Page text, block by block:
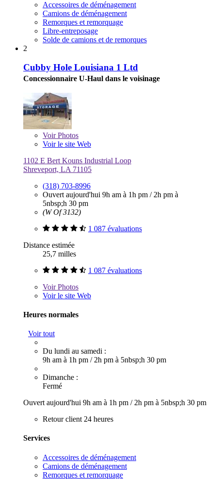
Accessoires de déménagement
Camions de déménagement
Remorques et remorquage
Libre-entreposage
Solde de camions et de remorques
2
Cubby Hole Louisiana 1 Ltd
Concessionnaire U-Haul dans le voisinage
VoirPhotos
Voir le site Web
1102 E Bert Kouns Industrial Loop
Shreveport, LA 71105
(318) 703-8996
Ouvert aujourd'hui 9h am à 1h pm / 2h pm à
5nbsp;h 30 pm
(W Of 3132)
1 087 évaluations
Distance estimée
25,7 milles
1 087 évaluations
VoirPhotos
Voir le site Web
Heures normales
Voir tout
Du lundi au samedi :
9h am à 1h pm / 2h pm à 5nbsp;h 30 pm
Dimanche :
Fermé
Ouvert aujourd'hui 9h am à 1h pm / 2h pm à 5nbsp;h 30 pm
Retour client 24 heures
Services
Accessoires de déménagement
Camions de déménagement
Remorques et remorquage